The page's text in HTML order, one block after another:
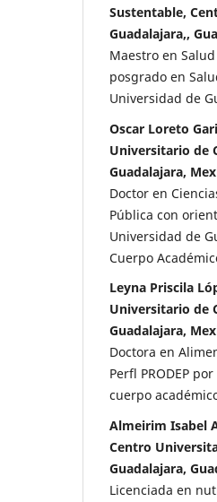
Sustentable,
Guadalajara,,
Maestro en
posgrado en
Universidad de
Oscar Loreto
Universitario de
Guadalajara,
Doctor en
Pública con
Universidad de
Cuerpo
Leyna Priscila
Universitario de
Guadalajara,
Doctora en
Perfl PRODEP
cuerpo
Almeirim Isabel
Centro
Guadalajara,
Licenciada en